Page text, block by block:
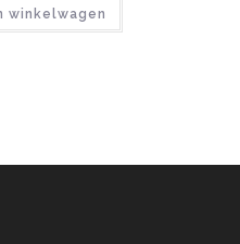
winkelwagen